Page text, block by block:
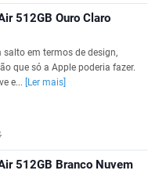
512GB Ouro Claro
salto em termos de design,
que só a Apple poderia fazer.
e...
[Ler mais]
512GB Branco Nuvem